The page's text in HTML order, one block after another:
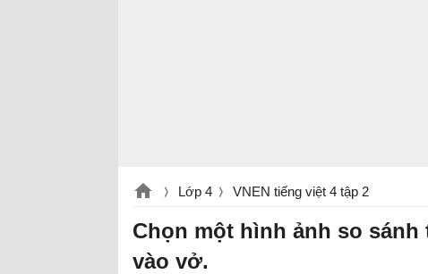
Lớp 4 VNEN tiếng việt 4 tập 2
Chọn một hình ảnh so
vào vở.